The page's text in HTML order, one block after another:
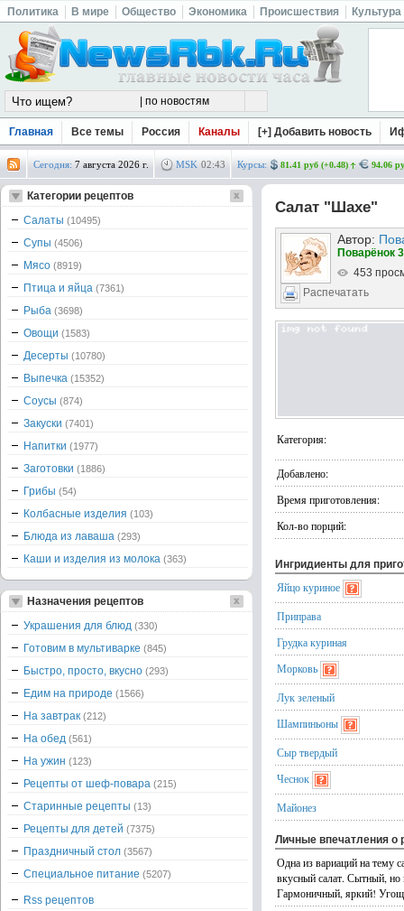
Политика В мире Общество Экономика Происшествия Культура
Главная Все темы Россия Каналы [+] Добавить новость
Сегодня: 7 августа 2026 г. MSK 02:43 Курсы: 81.41 руб (+0.48) 94.06
Салат "Шахе"
Автор:
Поварёнок
453
Распечатать
Категория:
Добавлено:
Время приготовления:
Кол-во порций:
Ингридиенты для
Яйцо куриное
Приправа
Грудка куриная
Морковь
Лук зеленый
Шампиньоны
Сыр твердый
Чеснок
Майонез
Личные впечатления о
Одна из вариаций на тему
вкусный салат. Сытный,
Гармоничный, яркий!
Категории рецептов
Салаты (10495)
Супы (4506)
Мясо (8919)
Птица и яйца (7361)
Рыба (3698)
Овощи (1583)
Десерты (10780)
Выпечка (15352)
Соусы (874)
Закуски (7401)
Напитки (1977)
Заготовки (1886)
Грибы (54)
Колбасные изделия (103)
Блюда из лаваша (293)
Каши и изделия из молока (363)
Назначения рецептов
Украшения для блюд (330)
Готовим в мультиварке (845)
Быстро, просто, вкусно (293)
Едим на природе (1566)
На завтрак (212)
На обед (561)
На ужин (123)
Рецепты от шеф-повара (215)
Старинные рецепты (13)
Рецепты для детей (7375)
Праздничный стол (3567)
Специальное питание (5207)
Rss рецептов